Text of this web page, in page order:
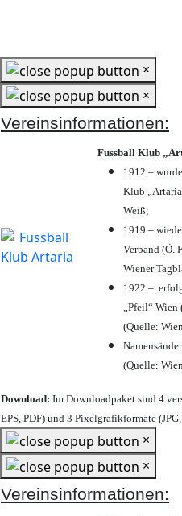
×
×
Vereinsinformationen:
Fussball Klub
1912 –
Klub
Weiß;
1919 –
Verband (Ö.
Wiener
1922 –
„Pfeil“
(Quelle:
(Quelle:
Download: Im Downloadpaket sind 4
EPS, PDF) und 3 Pixelgrafikformate
×
×
Vereinsinformationen: